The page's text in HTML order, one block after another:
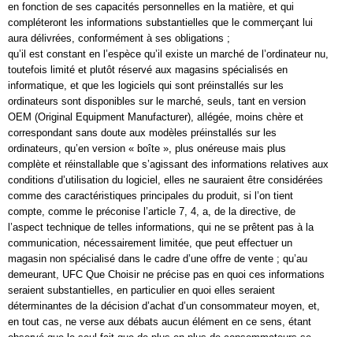
en fonction de ses capacités personnelles en la matière, et qui
compléteront les informations substantielles que le commerçant lui
aura délivrées, conformément à ses obligations ;
qu’il est constant en l’espèce qu’il existe un marché de l’ordinateur nu,
toutefois limité et plutôt réservé aux magasins spécialisés en
informatique, et que les logiciels qui sont préinstallés sur les
ordinateurs sont disponibles sur le marché, seuls, tant en version
OEM (Original Equipment Manufacturer), allégée, moins chère et
correspondant sans doute aux modèles préinstallés sur les
ordinateurs, qu’en version « boîte », plus onéreuse mais plus
complète et réinstallable que s’agissant des informations relatives aux
conditions d’utilisation du logiciel, elles ne sauraient être considérées
comme des caractéristiques principales du produit, si l’on tient
compte, comme le préconise l’article 7, 4, a, de la directive, de
l’aspect technique de telles informations, qui ne se prêtent pas à la
communication, nécessairement limitée, que peut effectuer un
magasin non spécialisé dans le cadre d’une offre de vente ; qu’au
demeurant, UFC Que Choisir ne précise pas en quoi ces informations
seraient substantielles, en particulier en quoi elles seraient
déterminantes de la décision d’achat d’un consommateur moyen, et,
en tout cas, ne verse aux débats aucun élément en ce sens, étant